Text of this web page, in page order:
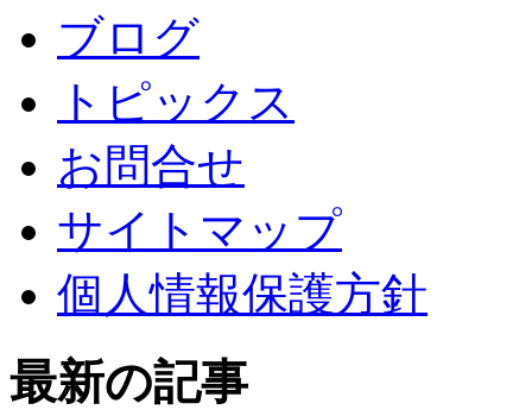
ブログ
トピックス
お問合せ
サイトマップ
個人情報保護方針
最新の記事